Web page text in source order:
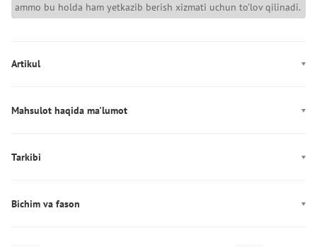
ammo bu holda ham yetkazib berish xizmati uchun to'lov qilinadi.
Artikul
Mahsulot haqida ma'lumot
Mahkamlagich: Zamok
Qo'shimcha: Tikilgan kapyushon
Tarkibi
Bichim va fason